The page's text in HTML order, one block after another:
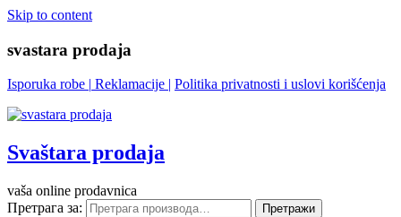
Skip to content
svastara prodaja
Isporuka robe | Reklamacije | Politika privatnosti i uslovi korišćenja
Svaštara prodaja
vaša online prodavnica
Претрага за:
Претражи